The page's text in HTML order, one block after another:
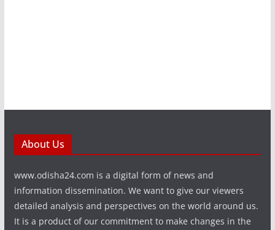
About Us
www.odisha24.com is a digital form of news and
information dissemination. We want to give our viewers
detailed analysis and perspectives on the world around us.
It is a product of our commitment to make changes in the